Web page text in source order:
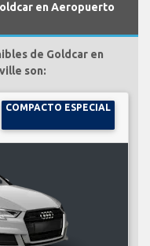
en Aeropuerto
de Goldcar en
son:
COMPACTO ESPECIAL